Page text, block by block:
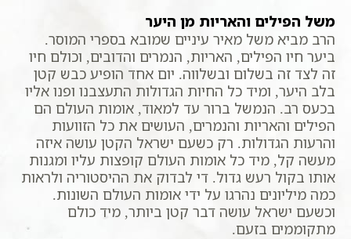
משל הפילים והאריות מן היער
הרב מביא משל מאיר עיניים שמובא בספרי המוסר.
ביער חיו הפילים, האריות, הנמרים והדובים, וכולם חיו
זה לצד זה בשלום ובשלווה. יום אחד הופיע כבש קטן
בלב היער, ומיד כל החיות הגדולות התעצבנו ופנו אליו
בכעס רב. הנמשל ברור עד למאוד, אומות העולם הם
הפילים והאריות והנמרים, העושים את כל הזוועות
והרעות הגדולות. רק כשעם ישראל הקטן עושה איזה
מעשה קל, מיד כל אומות העולם קופצות עליו ומגנות
אותו בקול רעש גדול. די לבדוק את ההיסטוריה ולראות
כמה מיליונים נהרגו על ידי אומות העולם השונות.
וכשעם ישראל עושה דבר קטן ביותר, מיד כולם
מתקוממים בזעם.